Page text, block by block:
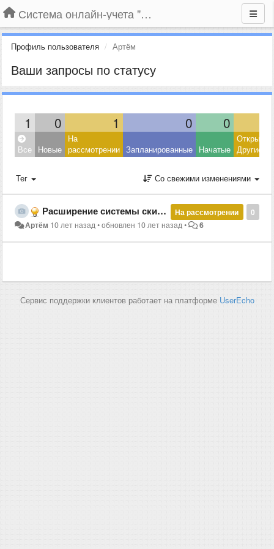
Система онлайн-учета "Большая Птица"
Профиль пользователя Артём
Ваши запросы по статусу
1 0 1 0 0
Все Новые
На
рассмотрении Запланированные Начатые Другие
Тег Со свежими изменениями
0
На рассмотрении
Расширение системы скидок
Артём 10 лет назад•обновлен 10 лет назад• 6
Сервис поддержки клиентов работает на платформе UserEcho